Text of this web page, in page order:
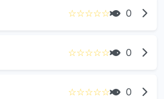
☆☆☆☆☆ 0
☆☆☆☆☆ 0
☆☆☆☆☆ 0